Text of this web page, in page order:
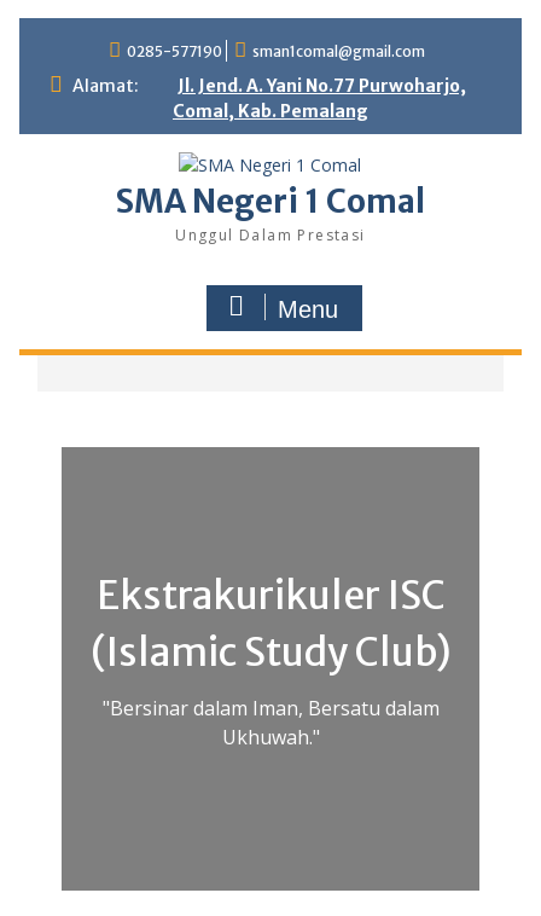
0285-577190 sman1comal@gmail.com
Alamat:
Jl. Jend. A. Yani No.77 Purwoharjo,
Comal, Kab. Pemalang
SMA Negeri 1 Comal
Unggul Dalam Prestasi
Menu
Ekstrakurikuler ISC
(Islamic Study Club)
"Bersinar dalam Iman, Bersatu dalam
Ukhuwah."